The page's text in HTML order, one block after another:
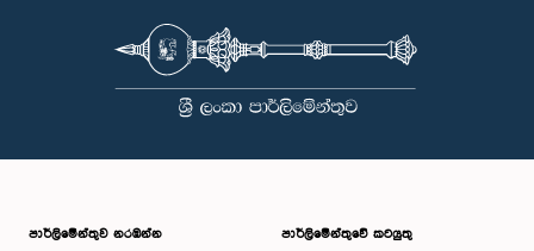
පාර්ලි‌මේන්තුව නරඹන්න පාර්ලිමේන්තුවේ කටයුතු